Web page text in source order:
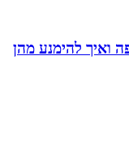
ואיך להימנע מהן